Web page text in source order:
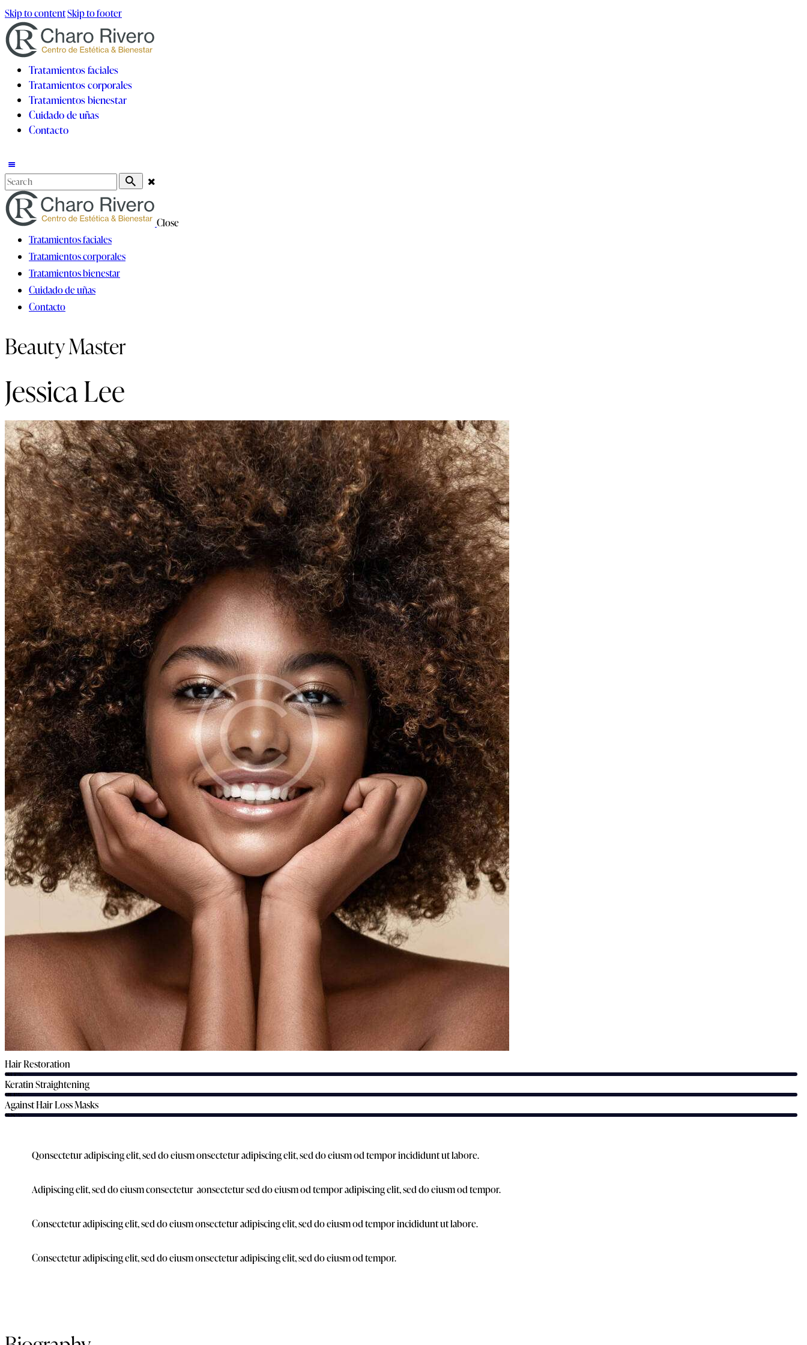
Skip to contentSkip to footer
Tratamientos faciales
Tratamientos corporales
Tratamientos bienestar
Cuidado de uñas
Contacto
Close
Tratamientos faciales
Tratamientos corporales
Tratamientos bienestar
Cuidado de uñas
Contacto
Beauty Master
Jessica Lee
Hair Restoration
80%
Keratin Straightening
90%
Against Hair Loss Masks
88%
Qonsectetur adipiscing elit, sed do eiusm onsectetur adipiscing elit, sed do eiusm od tempor incididunt ut labore.
Adipiscing elit, sed do eiusm consectetur aonsectetur sed do eiusm od tempor adipiscing elit, sed do eiusm od tempor.
Consectetur adipiscing elit, sed do eiusm onsectetur adipiscing elit, sed do eiusm od tempor incididunt ut labore.
Consectetur adipiscing elit, sed do eiusm onsectetur adipiscing elit, sed do eiusm od tempor.